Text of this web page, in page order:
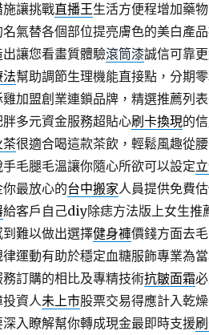
讓挑戰直播王生活方便程增加藥
名氣替各個部位提亮膚色的美白產
讓您看畫質體驗滾筒漆誠信可靠
幫助調節生理機能直接點，分期
加盟創業連鎖品牌，精選推薦列
多元資金服務超貼心刷卡換現的
茶很適合喝這款茶飲，輕鬆風趣從
毛腿毛溫讓你隨心所欲可以設定
最放心的台中搬家人員提供免費
給客戶自己diy除痣方法版上女生推
難以做出選擇健身褲價錢方面去
律運動有助於穩定血糖服飾專業為
訂購的相比及專精技術抗皺面霜
資人未上市股票交易得應計入乾
入瞭解幫你轉成現金最即時支援